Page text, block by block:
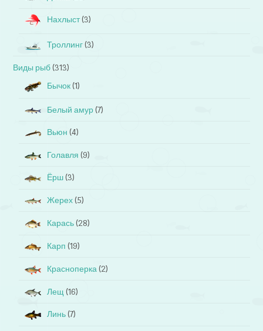
Нахлыст(3)
Троллинг (3)
Виды рыб (313)
Бычок (1)
Белый амур (7)
Вьюн (4)
Голавля (9)
Ёрш (3)
Жерех (5)
Карась (28)
Карп (19)
Красноперка (2)
Лещ (16)
Линь (7)